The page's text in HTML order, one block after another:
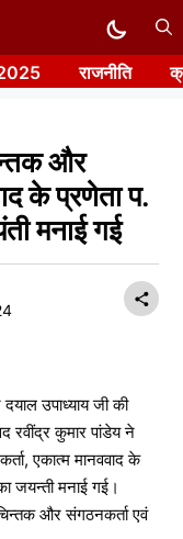
राजनीति
और
के प्रणेता प.
मनाई गई
उपाध्याय जी की
रवींद्र कुमार पांडेय ने
एकात्म मानववाद के
जयन्ती मनाई गई।
और संगठनकर्ता एवं